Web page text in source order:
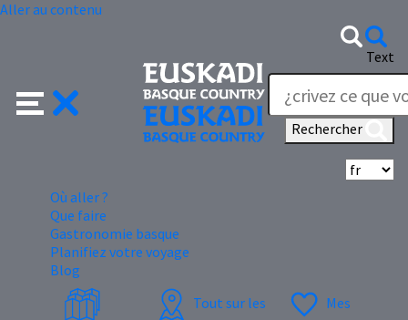
Aller au contenu
Text
Rechercher
Où aller ?
Que faire
Gastronomie basque
Planifiez votre voyage
Blog
Tout sur les
Mes